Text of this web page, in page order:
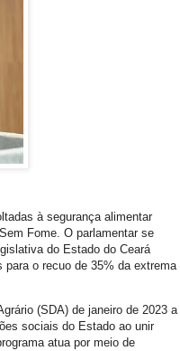
à segurança alimentar
Fome. O parlamentar se
do Estado do Ceará
para o recuo de 35% da extrema
(SDA) de janeiro de 2023 a
sociais do Estado ao unir
atua por meio de